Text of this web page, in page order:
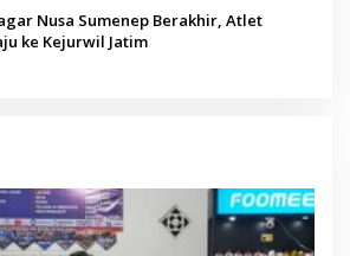
Nusa Sumenep Berakhir, Atlet
ke Kejurwil Jatim